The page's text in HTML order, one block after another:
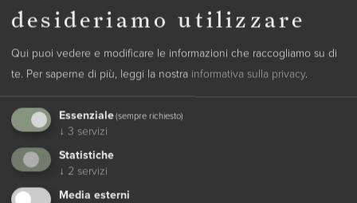
Trattamento desiderato
Categoria di camera desiderata
Messaggio
desideriamo utilizzare
Qui puoi vedere e modificare le informazioni che raccogliamo su di
te. Per saperne di più, leggi la nostra informativa sulla privacy.
Essenziale(sempre richiesto)
↓ 3 servizi
Statistiche
↓ 2 servizi
Media esterni